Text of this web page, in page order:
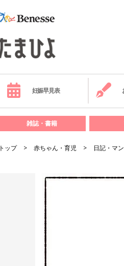
妊娠早見表
雑誌・書籍
トップ 赤ちゃん・育児 日記・マ